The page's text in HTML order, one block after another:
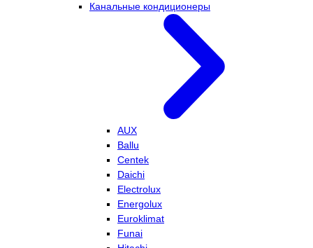
Канальные кондиционеры
AUX
Ballu
Centek
Daichi
Electrolux
Energolux
Euroklimat
Funai